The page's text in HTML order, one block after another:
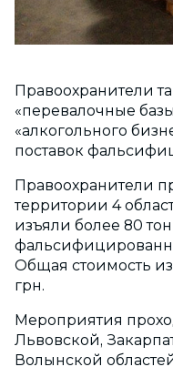
Правоохранители
«перевалочные
«алкогольного
поставок
Правоохранители
территории 4
изъяли более 80
Общая стоимость
грн.
Мероприятия
Львовской,
Волынской